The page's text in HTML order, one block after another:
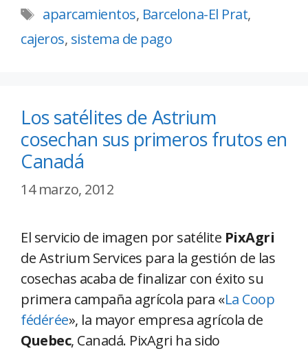
aparcamientos, Barcelona-El Prat,
cajeros, sistema de pago
Los satélites de Astrium
cosechan sus primeros frutos en
Canadá
14 marzo, 2012
El servicio de imagen por satélite PixAgri
de Astrium Services para la gestión de las
cosechas acaba de finalizar con éxito su
primera campaña agrícola para «La Coop
fédérée», la mayor empresa agrícola de
Quebec, Canadá. PixAgri ha sido